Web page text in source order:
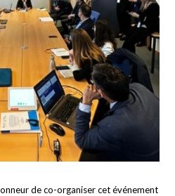
de co-organiser cet événement